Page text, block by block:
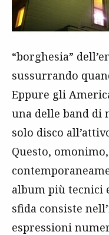
“borghesia”
sussurrando
Eppure gli
una delle band di
solo disco
Questo,
album più tecnici
sfida consiste
espressioni